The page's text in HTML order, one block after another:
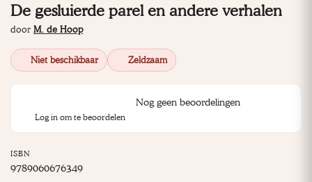
De gesluierde parel en andere verhalen
door M. de Hoop
Niet beschikbaar Zeldzaam
Nog geen beoordelingen
Log in om te beoordelen
ISBN
9789060676349